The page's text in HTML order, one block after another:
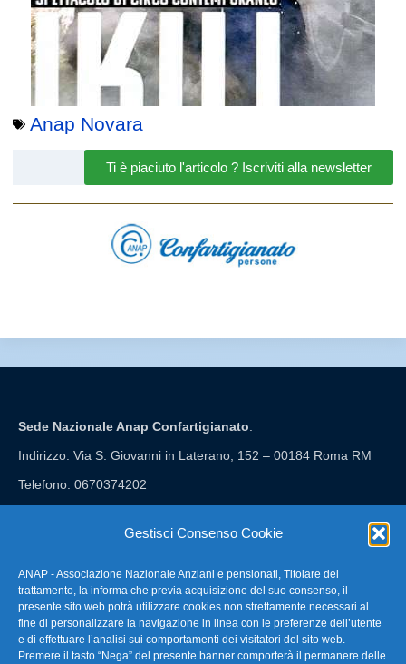
Gestisci Consenso Cookie
ANAP - Associazione Nazionale Anziani e pensionati, Titolare del
trattamento, la informa che previa acquisizione del suo consenso, il
presente sito web potrà utilizzare cookies non strettamente necessari al
fine di personalizzare la navigazione in linea con le preferenze dell’utente
e di effettuare l’analisi sui comportamenti dei visitatori del sito web.
Premere il tasto “Nega” del presente banner comporterà il permanere delle
Anap Novara
Ti è piaciuto l'articolo ? Iscriviti alla newsletter
Sede Nazionale Anap Confartigianato:
Indirizzo: Via S. Giovanni in Laterano, 152 – 00184 Roma RM
Telefono: 0670374202
FAQ – Domande Frequenti
La nostra Newsletter